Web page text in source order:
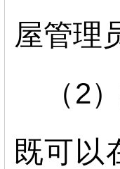
屋管理
（2
既可以